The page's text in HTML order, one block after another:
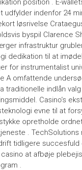
position . E-
udfylder indenfor 24
løsrivelse
byspil Clarence
infrastruktur
dedikation til at
for instrumentalist
A omfattende
traditionelle indlån
Casino’s
evne til at
opretholde
. TechSolutions
tidligere succesfuld
casino at afbøje
.